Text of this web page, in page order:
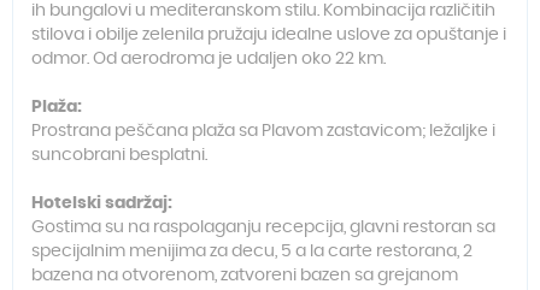
ih bungalovi u mediteranskom stilu. Kombinacija različitih
stilova i obilje zelenila pružaju idealne uslove za opuštanje i
odmor. Od aerodroma je udaljen oko 22 km.
Plaža:
Prostrana peščana plaža sa Plavom zastavicom; ležaljke i
suncobrani besplatni.
Hotelski sadržaj:
Gostima su na raspolaganju recepcija, glavni restoran sa
specijalnim menijima za decu, 5 a la carte restorana, 2
bazena na otvorenom, zatvoreni bazen sa grejanom